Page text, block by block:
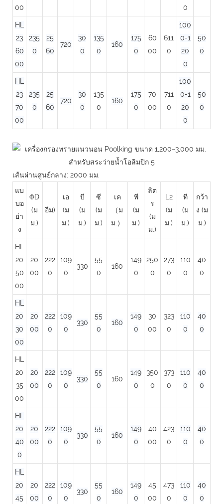
00
0
HL
23
60
00
235
0
25
60
720
30
0
135
0
160
175
0
60
00
611
0
100
0-1
20
0
50
0
HL
23
70
00
235
0
25
60
720
30
0
135
0
160
175
0
70
00
711
0
100
0-1
20
0
50
0
เส้นผ่านศูนย์กลาง: 2000 มม.
แบ
บอ
ย่า
ง
ΦD
(ม
ม.)
อืม)
เอ
(ม
ม.)
บี
(ม
ม.)
ซี
(ม
ม.)
เค
（ม
ม.）
พี
(ม
ม.)
ลิต
ร
(ม
ม.)
L2
(ม
ม.)
ที
(ม
ม.)
กว้า
ง (ม
ม.)
HL
20
50
00
20
00
222
0
109
0
330
55
0
160
149
0
250
0
273
0
110
0
40
0
HL
20
30
00
20
00
222
0
109
0
330
55
0
160
149
0
30
00
323
0
110
0
40
0
HL
20
35
00
20
00
222
0
109
0
330
55
0
160
149
0
350
0
373
0
110
0
40
0
HL
20
40
0
20
00
222
0
109
0
330
55
0
160
149
0
40
00
423
0
110
0
40
0
HL
20
45
20
00
222
0
109
0
330
55
0
160
149
0
45
00
473
0
110
0
40
0